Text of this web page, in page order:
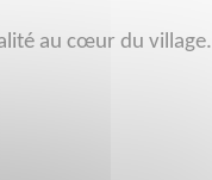
au cœur du village.